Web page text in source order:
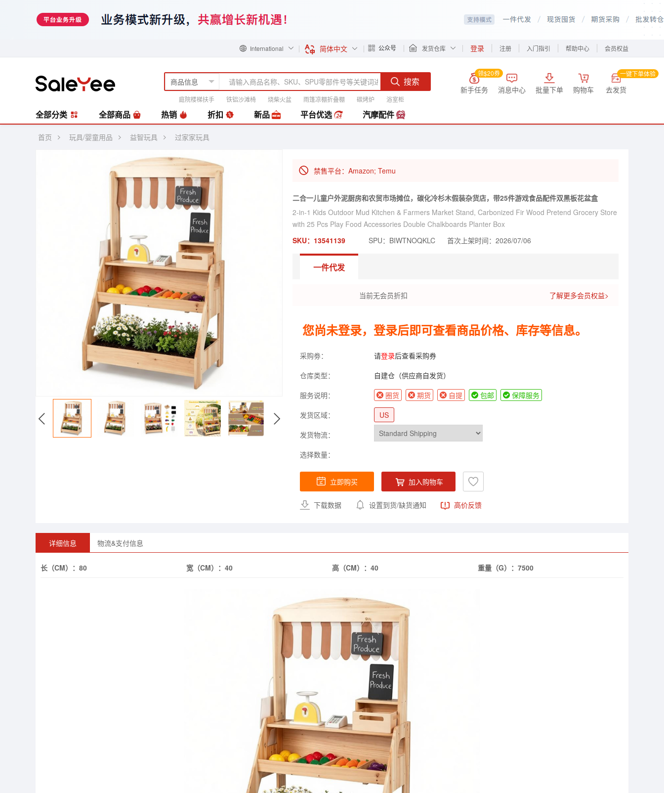
International 简体中文 公众号 发货仓库 登录 注册 入门指引 帮助中心 会员权益
搜索
庭院楼梯扶手 铁铝沙滩椅 烧柴火盆 雨篷凉棚折叠棚 碳烤炉
浴室柜
风扇
编藤套装
新手任务
领$20券
消息中心 批量下单 购物车 去发货
一键下单体验
全部分类 全部商品 热销 折扣 新品 平台优选 汽摩配件
首页 玩具/婴童用品 益智玩具 过家家玩具
禁售平台：Amazon; Temu
二合一儿童户外泥厨房和农贸市场摊位，碳化冷杉木假装杂货店，带25件游戏食品配件双黑板花盆盒
2-in-1 Kids Outdoor Mud Kitchen & Farmers Market Stand, Carbonized Fir Wood Pretend Grocery Store
with 25 Pcs Play Food Accessories Double Chalkboards Planter Box
SKU：13541139
SPU：BIWTNOQKLC 首次上架时间：2026/07/06
一件代发
当前无会员折扣 了解更多会员权益>
您尚未登录，登录后即可查看商品价格、库存等信息。
采购劵： 请登录后查看采购券
仓库类型：
自建仓（供应商自发货）
服务说明：
圈货 期货 自提 包邮
保障服务
发货区域：
US
发货物流：
选择数量：
立即购买 加入购物车
下载数据 设置到货/缺货通知 高价反馈
详细信息 物流&支付信息
长（CM）： 80 宽（CM）： 40 高（CM）： 40 重量（G）： 7500